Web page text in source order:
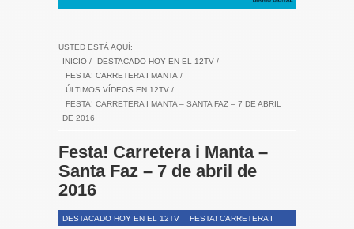
USTED ESTÁ AQUÍ:
INICIO / DESTACADO HOY EN EL 12TV /
FESTA! CARRETERA I MANTA /
ÚLTIMOS VÍDEOS EN 12TV /
FESTA! CARRETERA I MANTA – SANTA FAZ – 7 DE ABRIL
DE 2016
Festa! Carretera i Manta –
Santa Faz – 7 de abril de
2016
DESTACADO HOY EN EL 12TV
FESTA! CARRETERA I